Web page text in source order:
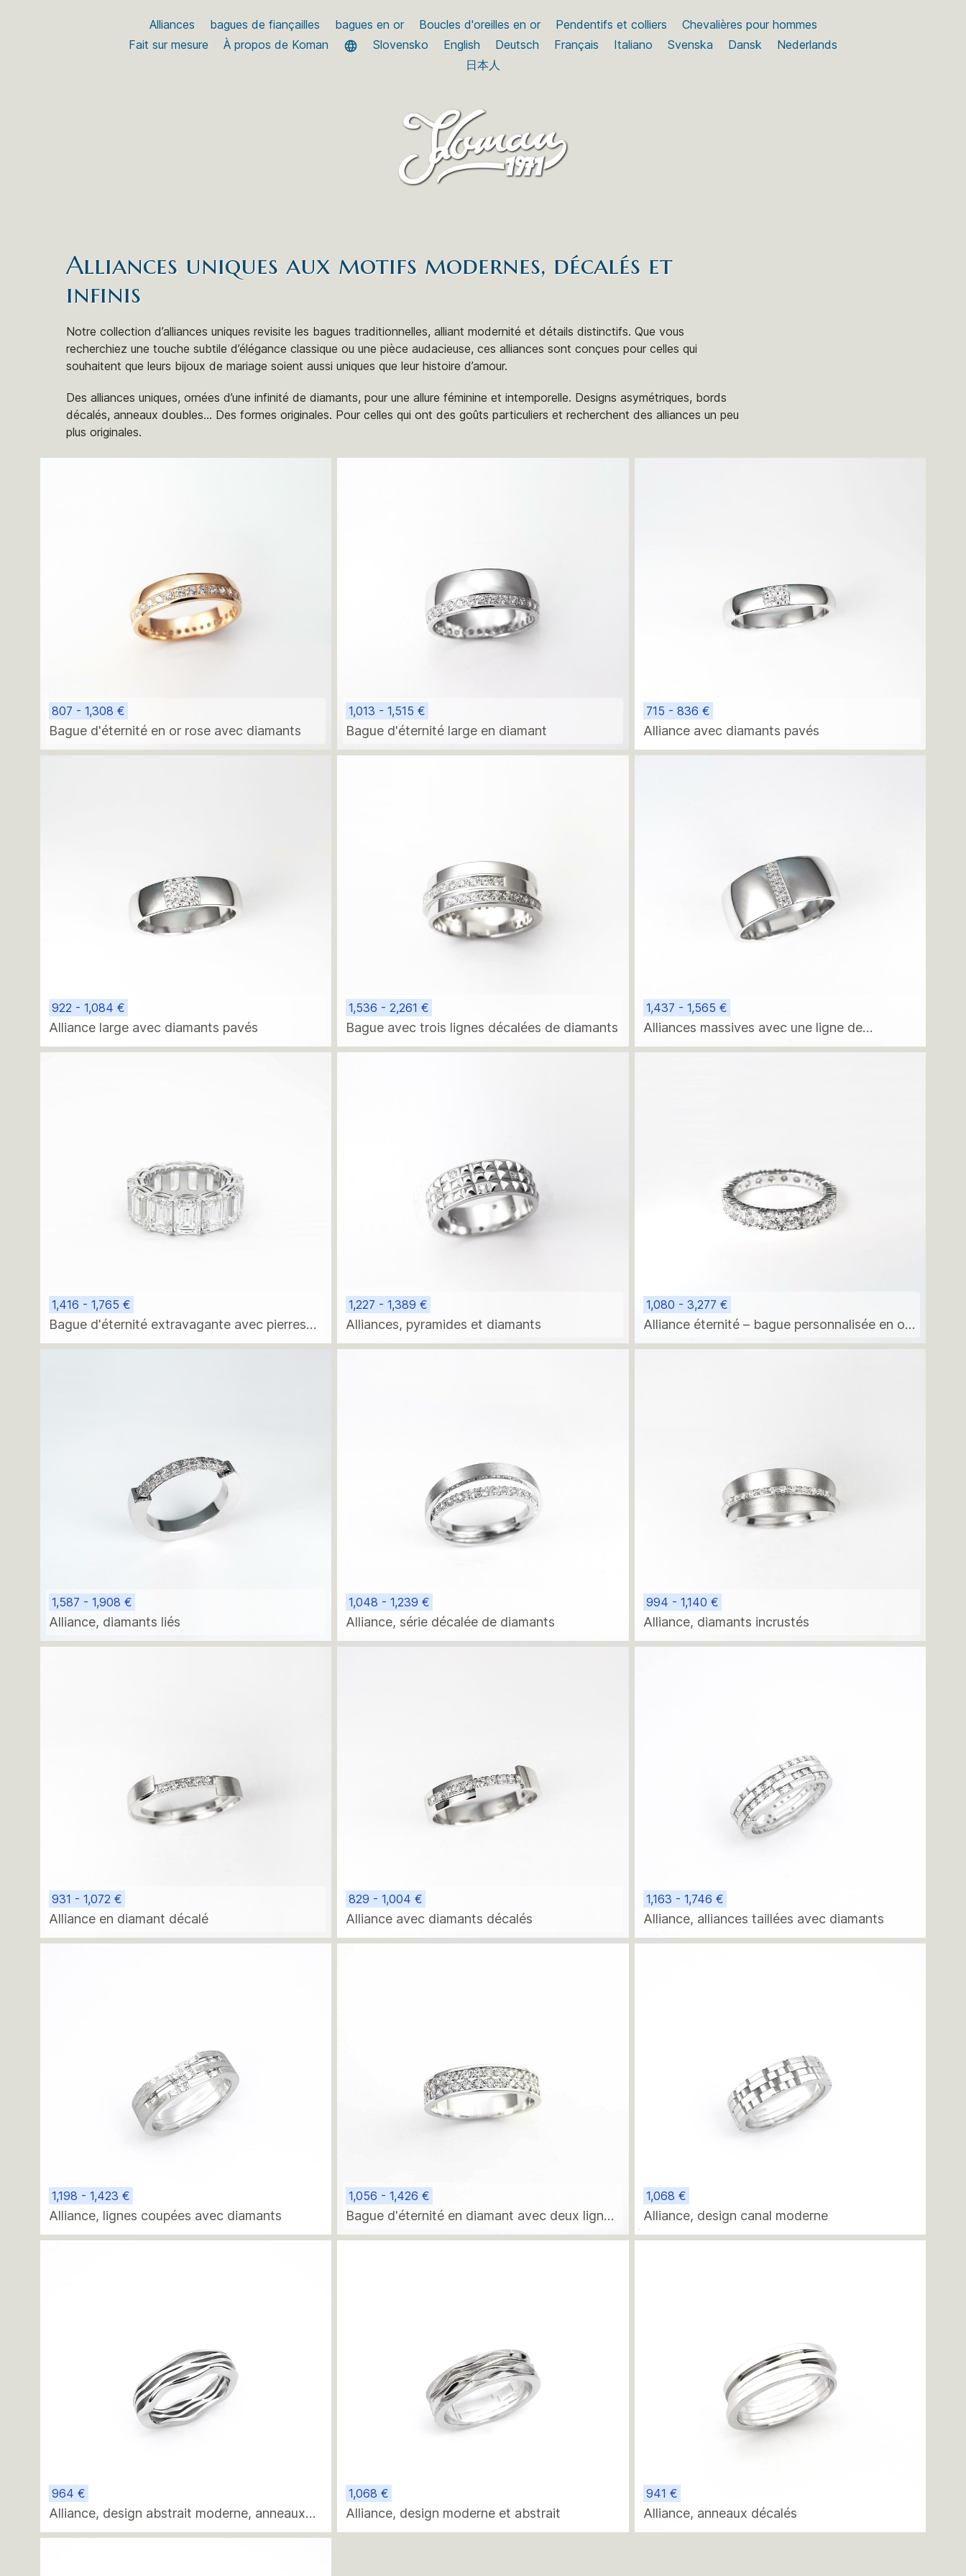
Alliances bagues de fiançailles bagues en or Boucles d'oreilles en or Pendentifs et colliers
Chevalières pour hommes
Fait sur mesure
À propos de Koman Slovensko English Deutsch Français Italiano Svenska Dansk
Nederlands
日本人
Alliances uniques aux motifs modernes, décalés et
infinis
Notre collection d’alliances uniques revisite les bagues traditionnelles, alliant modernité et détails distinctifs. Que vous
recherchiez une touche subtile d’élégance classique ou une pièce audacieuse, ces alliances sont conçues pour celles qui
souhaitent que leurs bijoux de mariage soient aussi uniques que leur histoire d’amour.
Des alliances uniques, ornées d’une infinité de diamants, pour une allure féminine et intemporelle. Designs asymétriques, bords
décalés, anneaux doubles… Des formes originales. Pour celles qui ont des goûts particuliers et recherchent des alliances un peu
plus originales.
807 - 1,308 €
Bague d'éternité en or rose avec diamants
1,013 - 1,515 €
Bague d'éternité large en diamant
715 - 836 €
Alliance avec diamants pavés
922 - 1,084 €
Alliance large avec diamants pavés
1,536 - 2,261 €
Bague avec trois lignes décalées de diamants
1,437 - 1,565 €
Alliances massives avec une ligne de
diamants
1,416 - 1,765 €
Bague d'éternité extravagante avec pierres
taille émeraude
1,227 - 1,389 €
Alliances, pyramides et diamants
1,080 - 3,277 €
Alliance éternité – bague personnalisée en or
14 carats avec diamants ou pierres semi-
1,587 - 1,908 €
Alliance, diamants liés
1,048 - 1,239 €
Alliance, série décalée de diamants
994 - 1,140 €
Alliance, diamants incrustés
931 - 1,072 €
Alliance en diamant décalé
829 - 1,004 €
Alliance avec diamants décalés
1,163 - 1,746 €
Alliance, alliances taillées avec diamants
1,198 - 1,423 €
Alliance, lignes coupées avec diamants
1,056 - 1,426 €
Bague d'éternité en diamant avec deux lignes
de diamants
1,068 €
Alliance, design canal moderne
964 €
Alliance, design abstrait moderne, anneaux
connectés torsadés
1,068 €
Alliance, design moderne et abstrait
941 €
Alliance, anneaux décalés